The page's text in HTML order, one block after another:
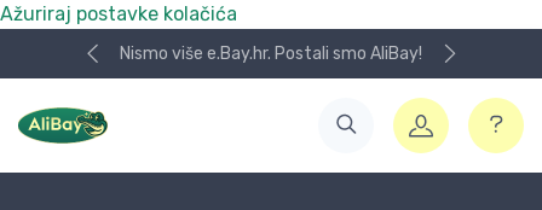
Ažuriraj postavke kolačića
Nismo više e.Bay.hr. Postali smo AliBay!